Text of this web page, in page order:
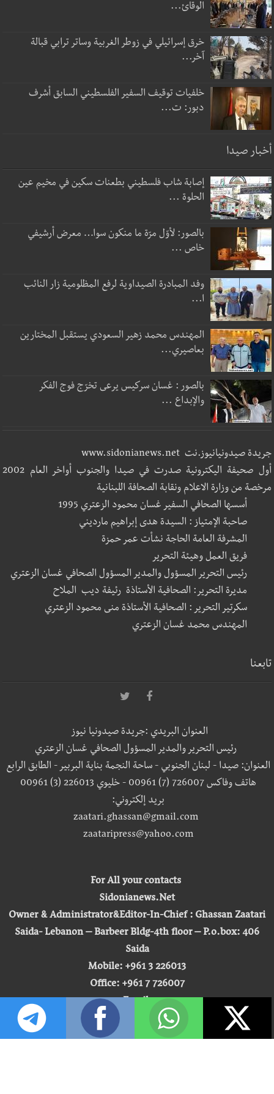
الوقائ...
خرق إسرائيلي في زوطر الغربية وساتر ترابي قبالة
آخر...
خلفيات توقيف السفير الفلسطيني السابق أشرف
دبور: ت...
أخبار صيدا
إصابة شاب فلسطيني بطعنات سكين في مخيم عين
الحلوة ...
بالصور: لأوّل مرّة ما منكون سوا… معرض أرشيفي
خاص ...
وفد المبادرة الصيداوية لرفع المظلومية زار النائب
ا...
المهندس محمد زهير السعودي يستقبل المختارين
بعاصيري...
بالصور : غسان سركيس يرعى تخرّج فوج الفكر
والإبداع ...
جريدة صيدونيانيوز.نت www.sidonianews.net
أول صحيفة اليكترونية صدرت في صيدا والجنوب أواخر العام 2002
مرخصة من وزارة الاعلام ونقابة الصحافة اللبنانية
أسسها الصحافي السفير غسان محمود الزعتري 1995
صاحبة الإمتياز : السيدة هدى إبراهيم مارديني
المشرفة العامة الحاجة نشأت عمر حمزة
فريق العمل وهيئة التحرير
رئيس التحرير المسؤول والمدير المسؤول الصحافي غسان الزعتري
مديرة التحرير: الصحافية الأستاذة رئيفة ديب الملاح
سكرتير التحرير : الصحافية الأستاذة منى محمود الزعتري
المهندس محمد غسان الزعتري
تابعنا
العنوان البريدي :جريدة صيدونيا نيوز
رئيس التحرير والمدير المسؤول الصحافي غسان الزعتري
العنوان: صيدا - لبنان الجنوبي - ساحة النجمة بناية البربير - الطابق الرابع
هاتف وفاكس 726007 (7) 00961 - خليوي 226013 (3) 00961
بريد إلكتروني:
zaatari.ghassan@gmail.com
zaataripress@yahoo.com
For All your contacts
Sidonianews.Net
Owner & Administrator&Editor-In-Chief : Ghassan Zaatari
Saida- Lebanon – Barbeer Bldg-4th floor – P.o.box: 406
Saida
Mobile: +961 3 226013
Office: +961 7 726007
zaatari.ghassan@gmail.com
zaataripress@yahoo.com